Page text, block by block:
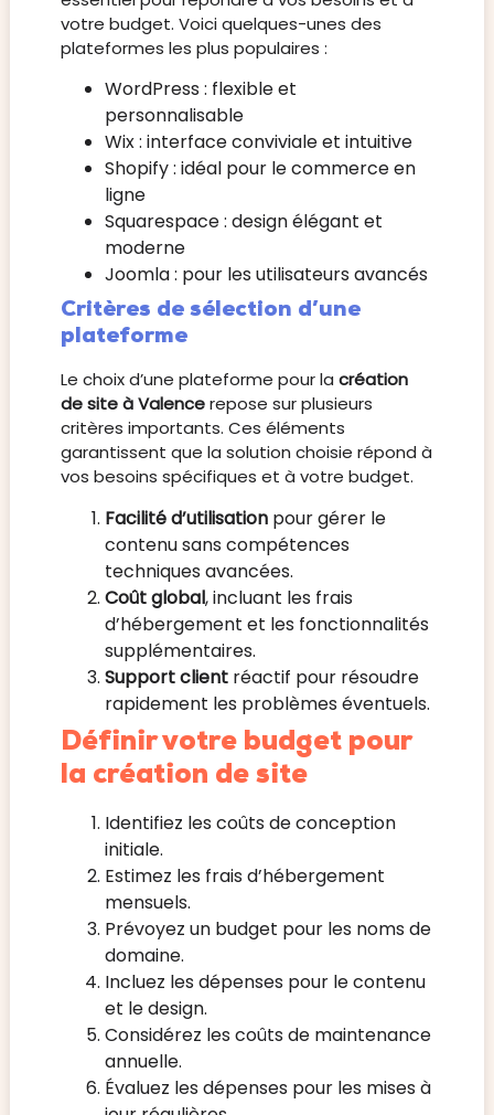
votre budget. Voici quelques-unes des
plateformes les plus populaires :
WordPress : flexible et
personnalisable
Wix : interface conviviale et intuitive
Shopify : idéal pour le commerce en
ligne
Squarespace : design élégant et
moderne
Joomla : pour les utilisateurs avancés
Critères de sélection d’une
plateforme
Le choix d’une plateforme pour la création
de site à Valencerepose sur plusieurs
critères importants. Ces éléments
garantissent que la solution choisie répond à
vos besoins spécifiques et à votre budget.
Facilité d’utilisationpour gérer le
contenu sans compétences
techniques avancées.
Coût global, incluant les frais
d’hébergement et les fonctionnalités
supplémentaires.
Support clientréactif pour résoudre
rapidement les problèmes éventuels.
Définir votre budget pour
la création de site
Identifiez les coûts de conception
initiale.
Estimez les frais d’hébergement
mensuels.
Prévoyez un budget pour les noms de
domaine.
Incluez les dépenses pour le contenu
et le design.
Considérez les coûts de maintenance
annuelle.
Évaluez les dépenses pour les mises à